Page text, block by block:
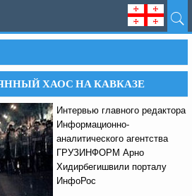
ХАОС НА КАВКАЗЕ
Интервью главного редактора
Информационно-
аналитического агентства
ГРУЗИНФОРМ Арно
Хидирбегишвили порталу
ИнфоРос